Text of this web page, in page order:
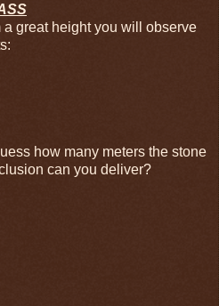
a great height you will observe
how many meters the stone
can you deliver?